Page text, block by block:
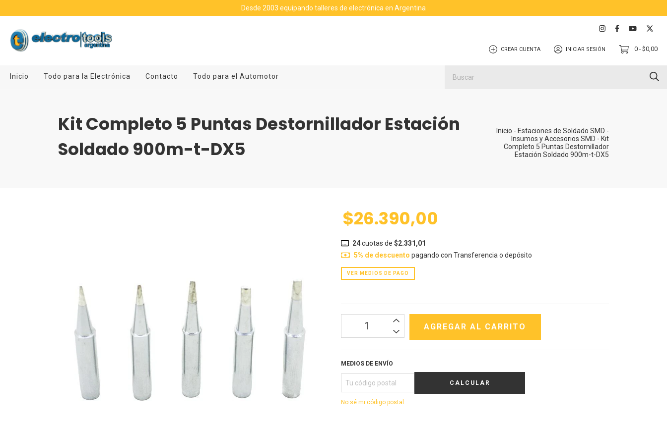
Desde 2003 equipando talleres de electrónica en Argentina
CREAR CUENTA INICIAR SESIÓN 0 - $0,00
Inicio Todo para la Electrónica Contacto Todo para el Automotor
Kit Completo 5 Puntas Destornillador Estación
Soldado 900m-t-DX5
Inicio - Estaciones de Soldado SMD -
Insumos y Accesorios SMD - Kit
Completo 5 Puntas Destornillador
Estación Soldado 900m-t-DX5
$26.390,00
24cuotas de $2.331,01
5% de descuento pagando con Transferencia o depósito
VER MEDIOS DE PAGO
MEDIOS DE ENVÍO
CALCULAR
No sé mi código postal